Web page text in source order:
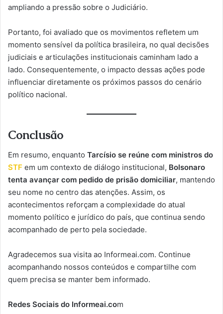
ampliando a pressão sobre o Judiciário.
Portanto, foi avaliado que os movimentos refletem um
momento sensível da política brasileira, no qual decisões
judiciais e articulações institucionais caminham lado a
lado. Consequentemente, o impacto dessas ações pode
influenciar diretamente os próximos passos do cenário
político nacional.
Conclusão
Em resumo, enquanto Tarcísio se reúne com ministros do
STF em um contexto de diálogo institucional, Bolsonaro
tenta avançar com pedido de prisão domiciliar, mantendo
seu nome no centro das atenções. Assim, os
acontecimentos reforçam a complexidade do atual
momento político e jurídico do país, que continua sendo
acompanhado de perto pela sociedade.
Agradecemos sua visita ao Informeai.com. Continue
acompanhando nossos conteúdos e compartilhe com
quem precisa se manter bem informado.
Redes Sociais do Informeai.com